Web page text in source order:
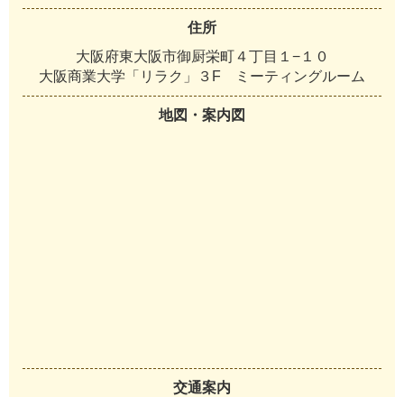
住所
大阪府東大阪市御厨栄町４丁目１−１０
大阪商業大学「リラク」３F ミーティングルーム
地図・案内図
交通案内